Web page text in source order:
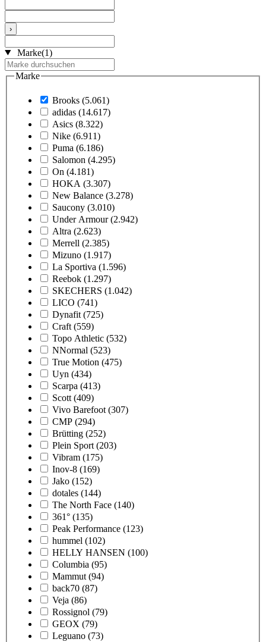
›
Marke(1)
Marke
Brooks (5.061)
adidas (14.617)
Asics (8.322)
Nike (6.911)
Puma (6.186)
Salomon (4.295)
On (4.181)
HOKA (3.307)
New Balance (3.278)
Saucony (3.010)
Under Armour (2.942)
Altra (2.623)
Merrell (2.385)
Mizuno (1.917)
La Sportiva (1.596)
Reebok (1.297)
SKECHERS (1.042)
LICO (741)
Dynafit (725)
Craft (559)
Topo Athletic (532)
NNormal (523)
True Motion (475)
Uyn (434)
Scarpa (413)
Scott (409)
Vivo Barefoot (307)
CMP (294)
Brütting (252)
Plein Sport (203)
Vibram (175)
Inov-8 (169)
Jako (152)
dotales (144)
The North Face (140)
361° (135)
Peak Performance (123)
hummel (102)
HELLY HANSEN (100)
Columbia (95)
Mammut (94)
back70 (87)
Veja (86)
Rossignol (79)
GEOX (79)
Leguano (73)